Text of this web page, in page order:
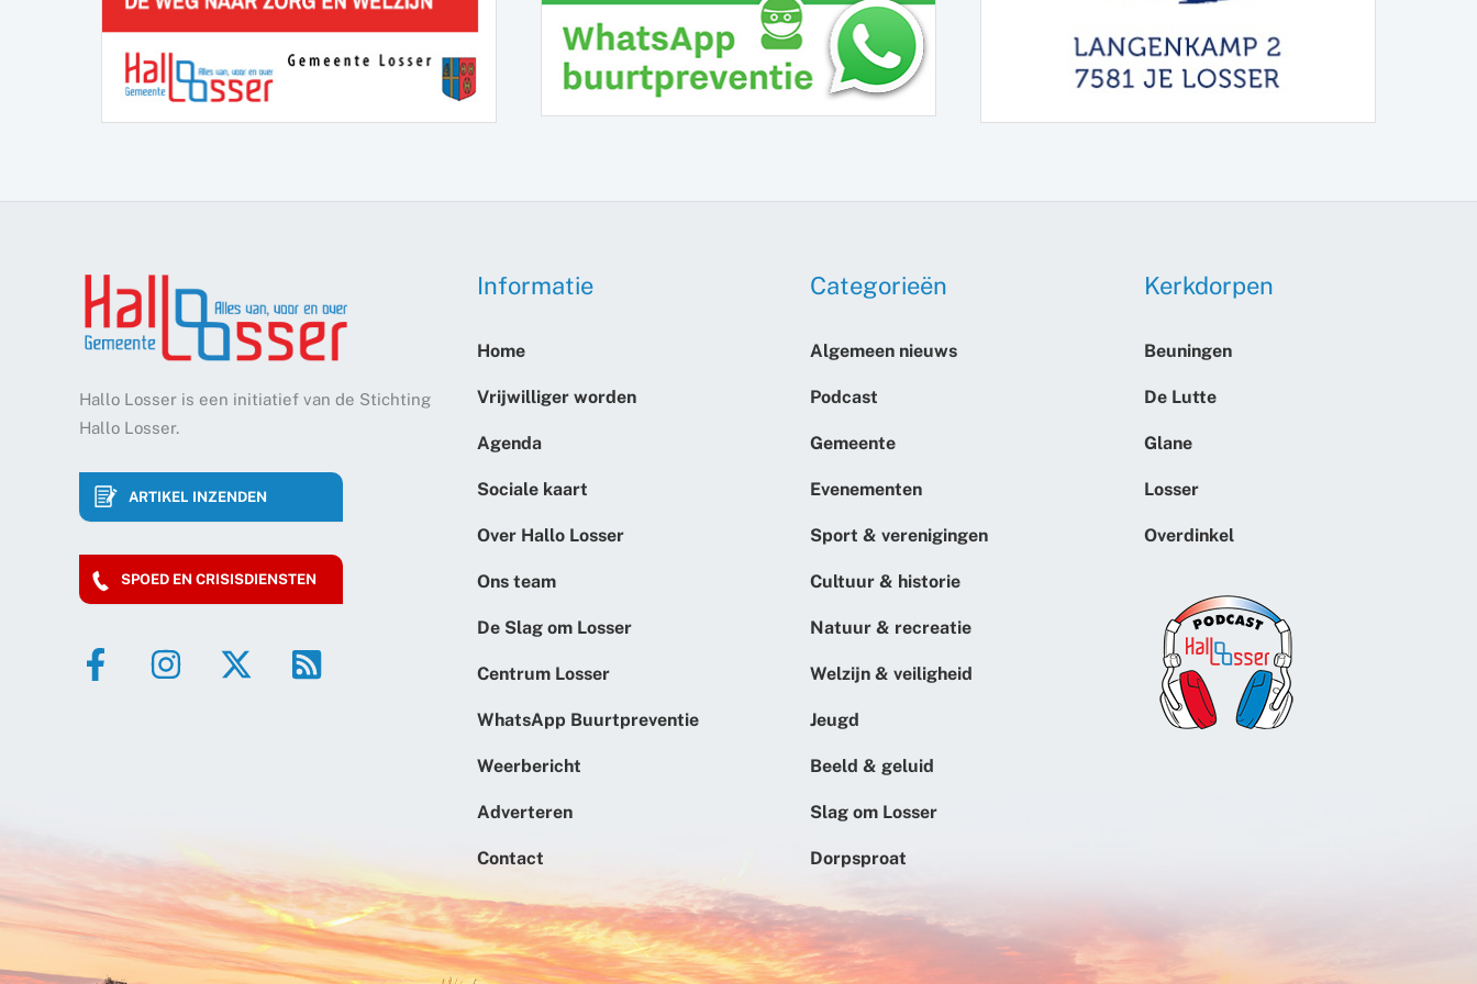
Hallo Losser is een initiatief van de Stichting
Hallo Losser.
ARTIKEL INZENDEN
SPOED EN CRISISDIENSTEN
Informatie
Home
Vrijwilliger worden
Agenda
Sociale kaart
Over Hallo Losser
Ons team
De Slag om Losser
Centrum Losser
WhatsApp Buurtpreventie
Weerbericht
Adverteren
Contact
Categorieën
Algemeen nieuws
Podcast
Gemeente
Evenementen
Sport & verenigingen
Cultuur & historie
Natuur & recreatie
Welzijn & veiligheid
Jeugd
Beeld & geluid
Slag om Losser
Dorpsproat
Kerkdorpen
Beuningen
De Lutte
Glane
Losser
Overdinkel